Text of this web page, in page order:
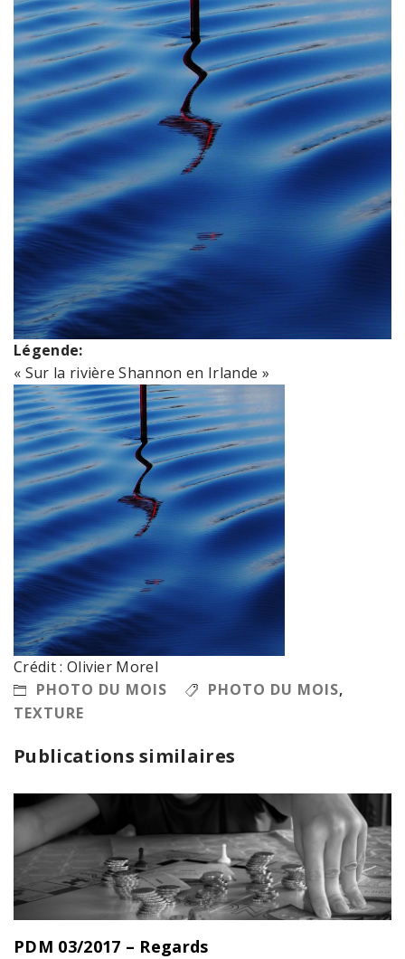
Légende:
« Sur la rivière Shannon en Irlande »
Crédit : Olivier Morel
PHOTO DU MOIS
PHOTO DU MOIS,
TEXTURE
Publications similaires
PDM 03/2017 – Regards